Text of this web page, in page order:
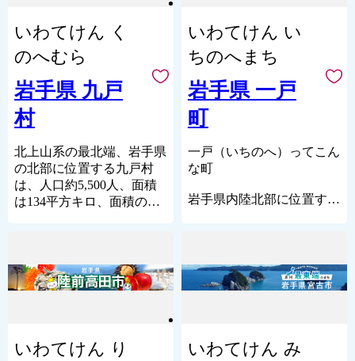
産品をお楽しみください。
す。
日本三大鍾乳洞の一つとし
て名高い、抜群の透明度を
誇る地底湖を有する「龍泉
洞」をはじめとした観光ス
ポットも見どころです。
町内を流れる川には、渓流
釣り愛好家が県内外を問わ
ず訪れています。
皆様に岩泉町自慢の品をぜ
しております。
また、自然と調和した再
生可能エネルギー供給を安
定化させることが求められ
る昨今、太陽光発電や養鶏
業からの排出物をエネルギ
ーとしたバイオマス発電な
生可能エネルギーの推進を
図っています。
「子育て支援日本一のま
ち」を目指し、高校生まで
を入れるとともに、住民、
地域、民間、行政等の協働
川などの豊富な水資源を利
わかめなど、豊富な食材の
宝庫になっています。
「のだ塩」は昔から有名
で、内陸の都市部に運ば
れ、お米などとの物々交換
がされてきました。この
とを「塩の道」と言い、盛
岡市や秋田県鹿角市などま
村には多くの伝統行事が残
日の夜、村内の家々を回
り、怠けてばかりいる子ど
す。
いわてけん く
のへむら
岩手県 九戸
村
北上山系の最北端、岩手県
の北部に位置する九戸村
は、人口約5,500人、面積
は134平方キロ、面積の
り変わりの美しい自然豊か
なふるさとです。
りの九戸神社や首塚などの
いわてけん い
ちのへまち
岩手県 一戸
町
一戸（いちのへ）ってこん
な町
岩手県内陸北部に位置する
す。北上山地と奥羽山脈に
囲まれ、南西部にある標高
■歴史・文化
いわてけん り
いわてけん み